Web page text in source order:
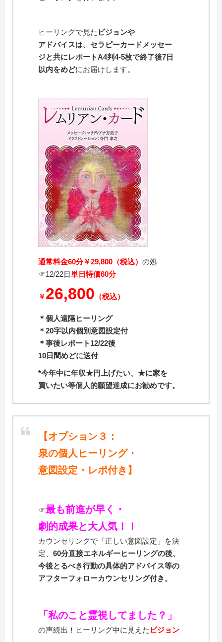
ヒーリングで見た ビジョンや
アドバイスは、セラピーカードメッセー
ジと共にレポートA4判4-5枚で終了後7日
以内をめどにお届けします。
通常料金60分￥29,800（税込） の処
☞12/22日単日特価60分
￥26,800 （税込）
＊個人遠隔ヒーリング
＊20字以内個別意図設定付
＊事後レポート12/22後
10日間めどに送付
*今年中に年収★円上げたい、★に家を
買いたい等個人的願望達成にお勧めです。
【オプション３：
泉の個人ヒーリング・
意図設定・レポ付き】
☞最も前進が早く・
劇的成果と大人気！！
カウンセリングで「正しい意図設定」を決
定、 60分直接エネルギーヒーリングの後、
今後とるべき行動の具体的アドバイス等の
アフターフォローカウンセリング付き。
「私のこと霊視してました？」
の声続出！ヒーリング中に見えた ビジョン